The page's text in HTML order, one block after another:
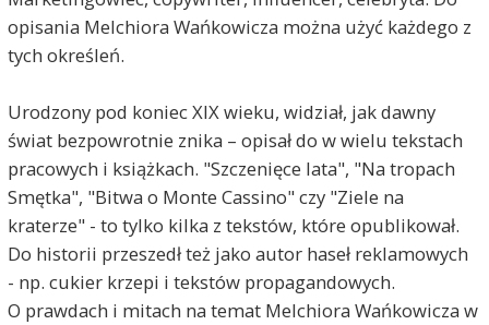
opisania Melchiora Wańkowicza można użyć każdego z
tych określeń.
Urodzony pod koniec XIX wieku, widział, jak dawny
świat bezpowrotnie znika – opisał do w wielu tekstach
pracowych i książkach. "Szczenięce lata", "Na tropach
Smętka", "Bitwa o Monte Cassino" czy "Ziele na
kraterze" - to tylko kilka z tekstów, które opublikował.
Do historii przeszedł też jako autor haseł reklamowych
- np. cukier krzepi i tekstów propagandowych.
O prawdach i mitach na temat Melchiora Wańkowicza w